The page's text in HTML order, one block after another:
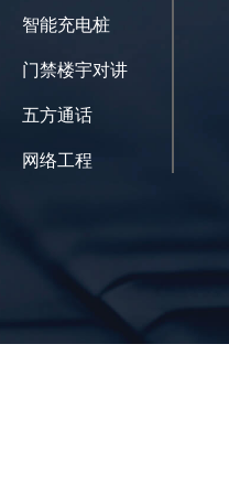
智能充电桩
门禁楼宇对讲
五方通话
网络工程